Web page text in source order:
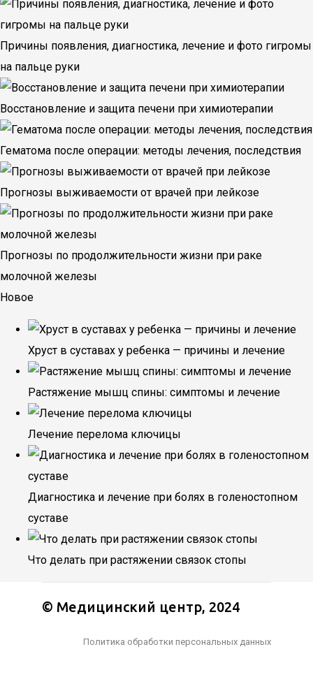
Причины появления, диагностика, лечение и фото гигромы
на пальце руки
Восстановление и защита печени при химиотерапии
Гематома после операции: методы лечения, последствия
Прогнозы выживаемости от врачей при лейкозе
Прогнозы по продолжительности жизни при раке
молочной железы
Новое
Хруст в суставах у ребенка — причины и лечение
Растяжение мышц спины: симптомы и лечение
Лечение перелома ключицы
Диагностика и лечение при болях в голеностопном
суставе
Что делать при растяжении связок стопы
© Медицинский центр, 2024
Политика обработки персональных данных